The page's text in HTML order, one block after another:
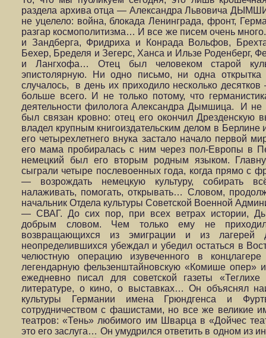
раздела архива отца — Александра Львовича
не уцелело: война, блокада Ленинграда, фронт,
разгар космополитизма… И все же писем очень
и Зандберга, Фридриха и Конрада Вольфов,
Бехер, Бределя и Зегерс, Ханса и Ильзе Роденберг,
и Лангхофа… Отец был человеком старой
эпистолярную. Ни одно письмо, ни одна
случалось,
в день их приходило несколько
больше всего. И не только потому, что
деятельности филолога Александра Дымшица.
И не
был связан кровно: отец его окончил Дрезденскую
владел крупным книгоиздательским делом в Берлине
его четырехлетнего внука застало начало первой
его мама пробиралась с ним через пол-Европы в
немецкий был его вторым родным языком.
сыграли четыре послевоенных года, когда прямо с
— возрождать немецкую культуру, собирать
налаживать, помогать, открывать… Словом,
начальник Отдела культуры Советской Военной
— СВАГ. До сих пор, при всех ветрах истории,
добрым словом. Чем только ему не
возвращающихся из эмиграции и из лагерей
неопределившихся убеждал и убедил остаться в
челюстную операцию изувеченного в
легендарную фельзенштайновскую «Комише опер»
ежедневно писал для советской газеты
литературе, о кино, о выставках… Он объяснял
культуры Германии имена Грюндгенса и
сотрудничеством с фашистами, но все же великие
театров: «Тень» любимого им Шварца в «Дойчес
это его заслуга… Он умудрился ответить в одном из